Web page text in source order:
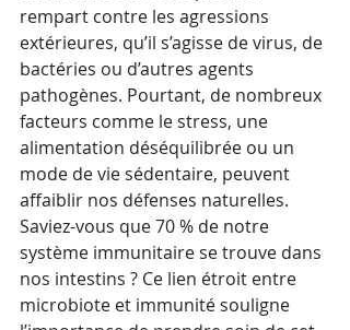
rempart contre les agressions
extérieures, qu’il s’agisse de virus, de
bactéries ou d’autres agents
pathogènes. Pourtant, de nombreux
facteurs comme le stress, une
alimentation déséquilibrée ou un
mode de vie sédentaire, peuvent
affaiblir nos défenses naturelles.
Saviez-vous que 70 % de notre
système immunitaire se trouve dans
nos intestins ? Ce lien étroit entre
microbiote et immunité souligne